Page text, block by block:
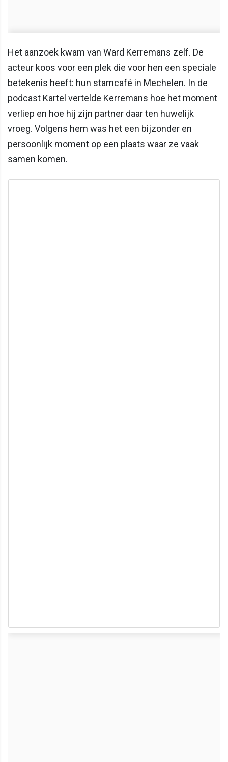
Het aanzoek kwam van Ward Kerremans zelf. De
acteur koos voor een plek die voor hen een speciale
betekenis heeft: hun stamcafé in Mechelen. In de
podcast Kartel vertelde Kerremans hoe het moment
verliep en hoe hij zijn partner daar ten huwelijk
vroeg. Volgens hem was het een bijzonder en
persoonlijk moment op een plaats waar ze vaak
samen komen.